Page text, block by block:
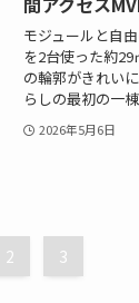
モジュールと自
を2台使った約
の輪郭がきれい
らしの最初の一
2026年5月6日
2 3